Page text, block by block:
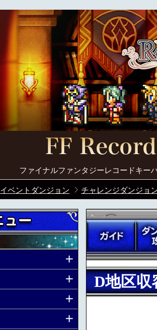
ファイナルファンタジーレコードキー
イベントダンジョン チャレンジダンジョ
D地区収